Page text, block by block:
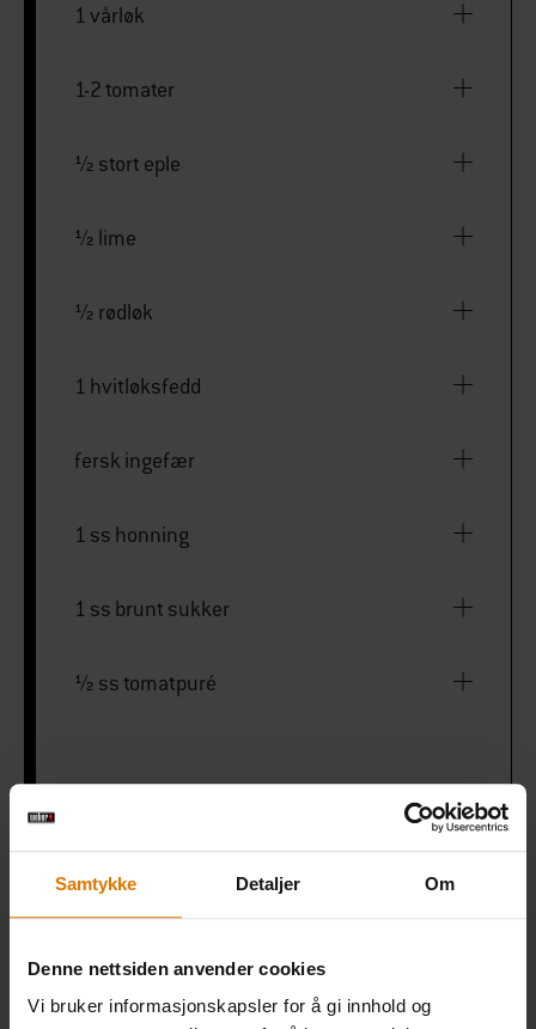
Samtykke Detaljer Om
Denne nettsiden anvender cookies
Vi bruker informasjonskapsler for å gi innhold og
1 vårløk
1-2 tomater
½ stort eple
½ lime
½ rødløk
1 hvitløksfedd
fersk ingefær
1 ss honning
1 ss brunt sukker
½ ss tomatpuré
PRINT THIS LIST